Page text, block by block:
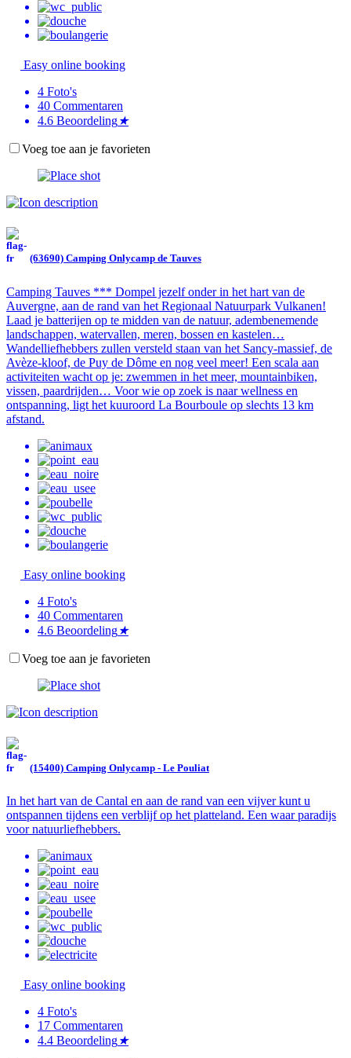
Easy online booking
4 Foto's
40 Commentaren
4.6 Beoordeling★
Voeg toe aan je favorieten
(63690) Camping Onlycamp de Tauves
Camping Tauves *** Dompel jezelf onder in het hart van de
Auvergne, aan de rand van het Regionaal Natuurpark Vulkanen!
Laad je batterijen op te midden van de natuur, adembenemende
landschappen, watervallen, meren, bossen en kastelen…
Wandelliefhebbers zullen versteld staan van het Sancy-massief, de
Avèze-kloof, de Puy de Dôme en nog veel meer! Een scala aan
activiteiten wacht op je: zwemmen in het meer, mountainbiken,
vissen, paardrijden… Voor wie op zoek is naar wellness en
ontspanning, ligt het kuuroord La Bourboule op slechts 13 km
afstand.
Easy online booking
4 Foto's
40 Commentaren
4.6 Beoordeling★
Voeg toe aan je favorieten
(15400) Camping Onlycamp - Le Pouliat
In het hart van de Cantal en aan de rand van een vijver kunt u
ontspannen tijdens een verblijf op het platteland. Een waar paradijs
voor natuurliefhebbers.
Easy online booking
4 Foto's
17 Commentaren
4.4 Beoordeling★